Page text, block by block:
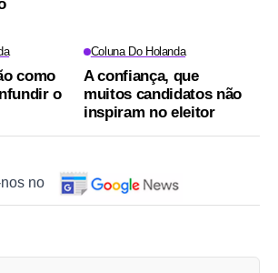
como
o
Coluna Do Holanda
A confiança, que
muitos candidatos não
inspiram no eleitor
no